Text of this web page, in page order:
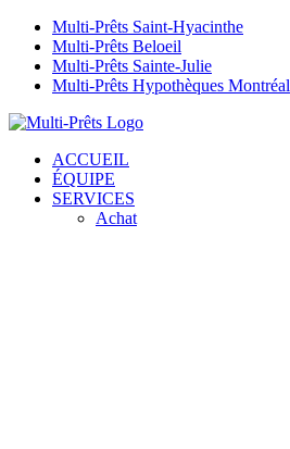
Passer
contenu
Multi-Prêts Saint-Hyacinthe
Multi-Prêts Beloeil
Multi-Prêts Sainte-Julie
Multi-Prêts Hypothèques Montréal
Facebook
YouTube
ACCUEIL
ÉQUIPE
SERVICES
Achat